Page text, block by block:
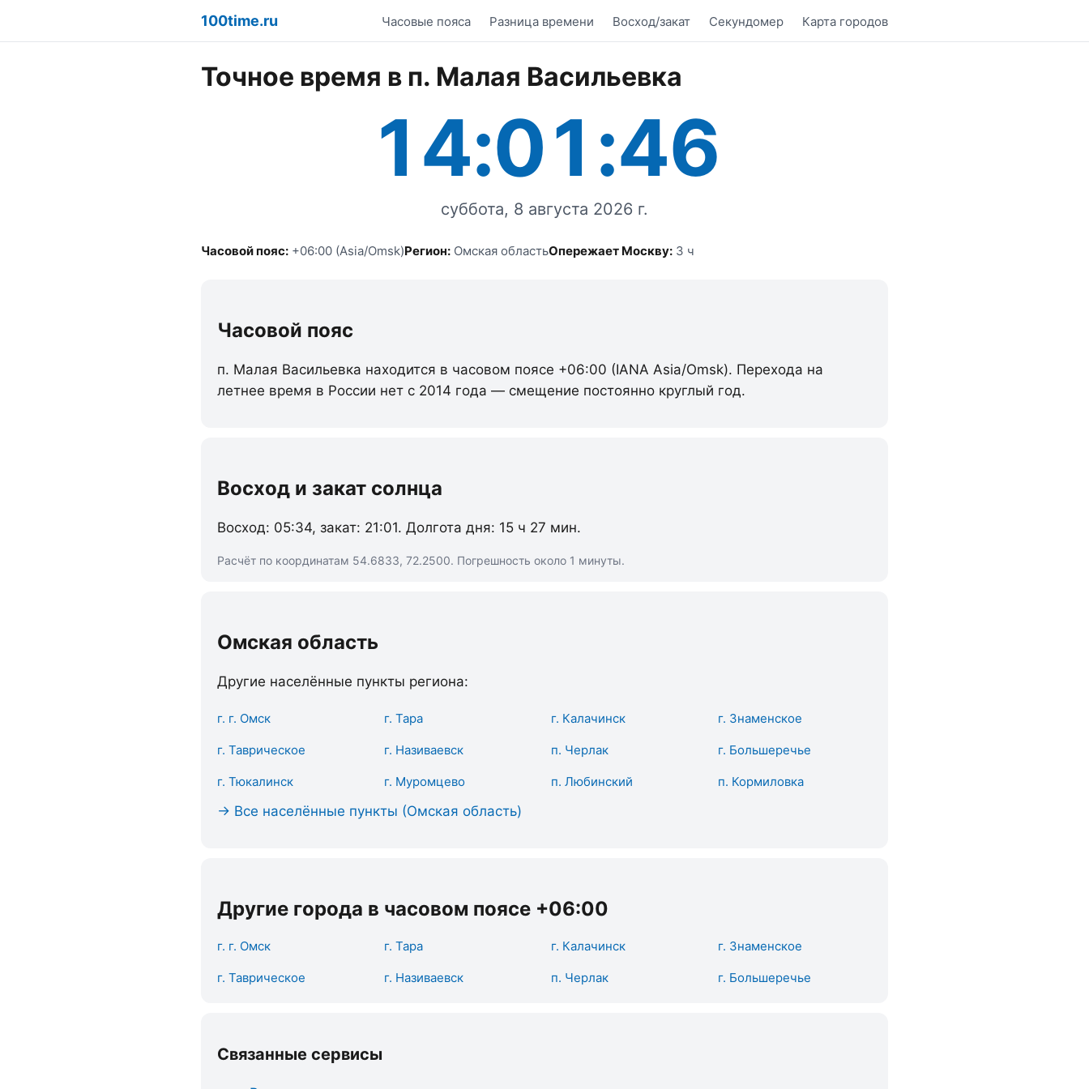
100time.ru Часовые пояса Разница времени Восход/закат Секундомер Карта городов
Точное время в п. Малая Васильевка
14:01:46
суббота, 8 августа 2026 г.
Часовой пояс: +06:00 (Asia/Omsk)Регион: Омская областьОпережает Москву: 3 ч
Часовой пояс
п. Малая Васильевка находится в часовом поясе +06:00 (IANA Asia/Omsk). Перехода на
летнее время в России нет с 2014 года — смещение постоянно круглый год.
Восход и закат солнца
Восход: 05:34, закат: 21:01. Долгота дня: 15 ч 27 мин.
Расчёт по координатам 54.6833, 72.2500. Погрешность около 1 минуты.
Омская область
Другие населённые пункты региона:
г. г. Омск г. Тара г. Калачинск г. Знаменское
г. Таврическое г. Називаевск п. Черлак г. Большеречье
г. Тюкалинск г. Муромцево п. Любинский п. Кормиловка
→ Все населённые пункты (Омская область)
Другие города в часовом поясе +06:00
г. г. Омск г. Тара г. Калачинск г. Знаменское
г. Таврическое г. Називаевск п. Черлак г. Большеречье
Связанные сервисы